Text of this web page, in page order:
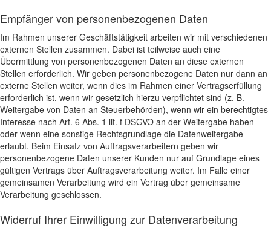
Empfänger von personenbezogenen Daten
Im Rahmen unserer Geschäftstätigkeit arbeiten wir mit verschiedenen
externen Stellen zusammen. Dabei ist teilweise auch eine
Übermittlung von personenbezogenen Daten an diese externen
Stellen erforderlich. Wir geben personenbezogene Daten nur dann an
externe Stellen weiter, wenn dies im Rahmen einer Vertragserfüllung
erforderlich ist, wenn wir gesetzlich hierzu verpflichtet sind (z. B.
Weitergabe von Daten an Steuerbehörden), wenn wir ein berechtigtes
Interesse nach Art. 6 Abs. 1 lit. f DSGVO an der Weitergabe haben
oder wenn eine sonstige Rechtsgrundlage die Datenweitergabe
erlaubt. Beim Einsatz von Auftragsverarbeitern geben wir
personenbezogene Daten unserer Kunden nur auf Grundlage eines
gültigen Vertrags über Auftragsverarbeitung weiter. Im Falle einer
gemeinsamen Verarbeitung wird ein Vertrag über gemeinsame
Verarbeitung geschlossen.
Widerruf Ihrer Einwilligung zur Datenverarbeitung